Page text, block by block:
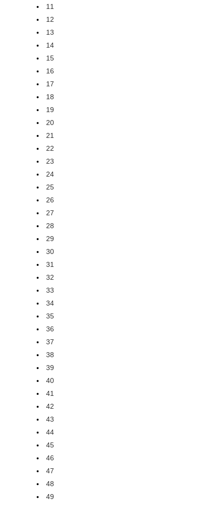
11
12
13
14
15
16
17
18
19
20
21
22
23
24
25
26
27
28
29
30
31
32
33
34
35
36
37
38
39
40
41
42
43
44
45
46
47
48
49